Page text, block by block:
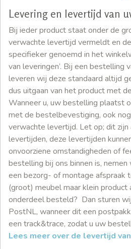
Levering en levertijd van
Bij ieder product staat onder de
verwachte levertijd vermeldt en
specifieker genoemd in het
van leveringen’. Bij een bestelling
leveren wij deze standaard altijd
dus uitgaan van het product met
Wanneer u, uw bestelling plaatst
met de bestelbevestiging, ook
verwachte levertijd. Let op; dit
levertijden, deze levertijden
onvoorziene omstandigheden of
bestelling bij ons binnen is,
een bezorg- of montage afspraak
(groot) meubel maar klein product
onderdeel besteld? Dan sturen
PostNL, wanneer dit een
een track&trace, zodat u uw
Lees meer over de levertijd